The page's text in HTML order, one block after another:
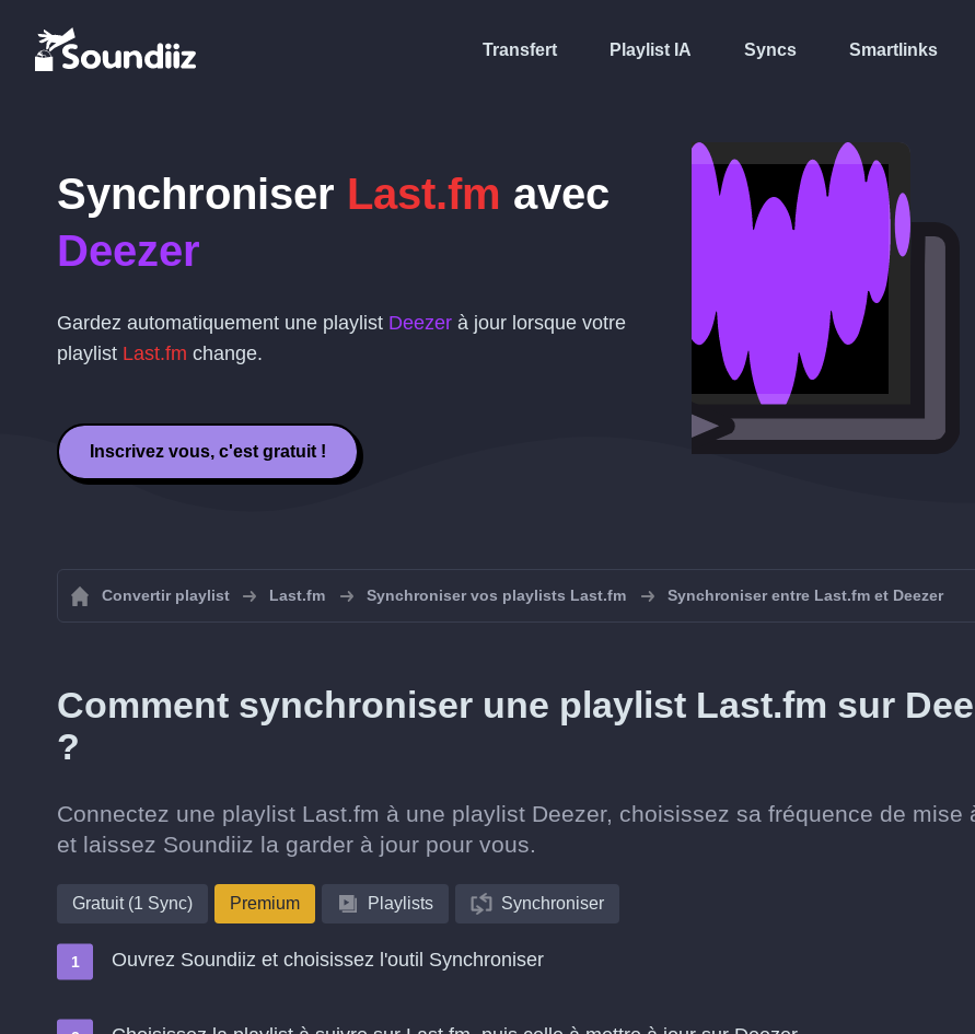
Transfert Playlist IA Syncs Smartlinks
Synchroniser Last.fm avec
Deezer
Gardez automatiquement une playlist Deezer à jour lorsque votre
playlist Last.fm change.
Inscrivez vous, c'est gratuit !
Convertir playlist Last.fm Synchroniser vos playlists Last.fm Synchroniser entre Last.fm et Deezer
Comment synchroniser une playlist Last.fm sur
?
Connectez une playlist Last.fm à une playlist Deezer, choisissez sa fréquence de mise
et laissez Soundiiz la garder à jour pour vous.
Gratuit (1 Sync) Premium Playlists Synchroniser
Ouvrez Soundiiz et choisissez l'outil Synchroniser